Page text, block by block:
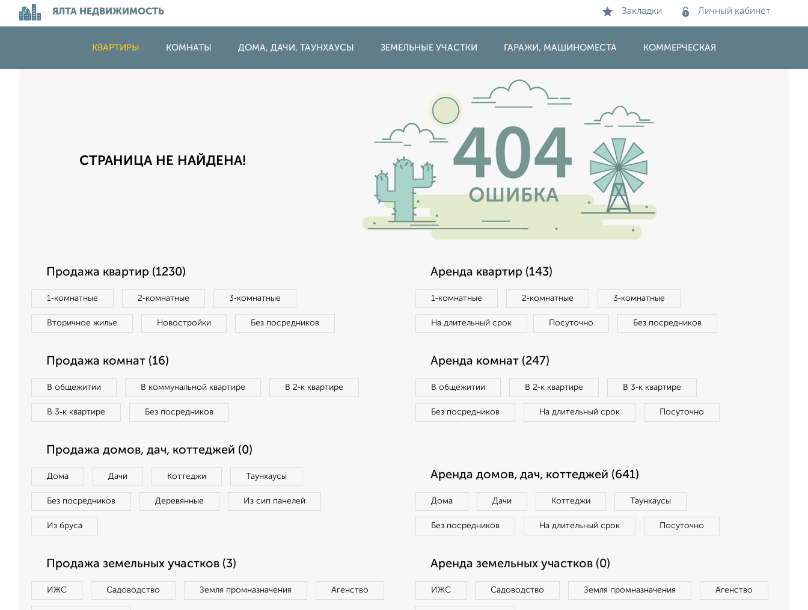
ЯЛТА НЕДВИЖИМОСТЬ Закладки Личный кабинет
КВАРТИРЫ КОМНАТЫ ДОМА, ДАЧИ, ТАУНХАУСЫ ЗЕМЕЛЬНЫЕ УЧАСТКИ ГАРАЖИ, МАШИНОМЕСТА КОММЕРЧЕСКАЯ
СТРАНИЦА НЕ НАЙДЕНА!
Продажа квартир (1230)
1‑комнатные 2‑комнатные 3‑комнатные
Вторичное жилье Новостройки Без посредников
Аренда квартир (143)
1‑комнатные 2‑комнатные 3‑комнатные
На длительный срок Посуточно Без посредников
Продажа комнат (16)
В общежитии В коммунальной квартире В 2‑к квартире
В 3‑к квартире Без посредников
Аренда комнат (247)
В общежитии В 2‑к квартире В 3‑к квартире
Без посредников На длительный срок Посуточно
Продажа домов, дач, коттеджей (0)
Дома Дачи Коттеджи Таунхаусы
Без посредников Деревянные Из сип панелей
Из бруса
Аренда домов, дач, коттеджей (641)
Дома Дачи Коттеджи Таунхаусы
Без посредников На длительный срок Посуточно
Продажа земельных участков (3)
ИЖС Садоводство Земля промназначения Агенство
Аренда земельных участков (0)
ИЖС Садоводство Земля промназначения Агенство